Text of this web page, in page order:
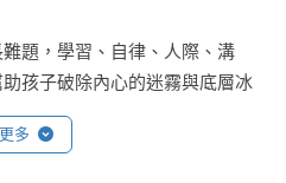
題，學習、自律、人際、溝
孩子破除內心的迷霧與底層冰
的難關，勇敢往偉大未來航道
號出發去。── 閱讀人社群主編
多